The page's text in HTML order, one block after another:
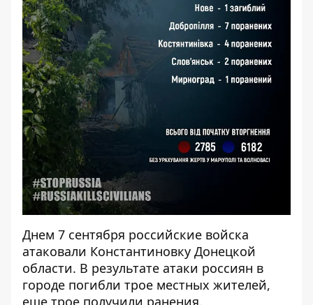
Днем 7 сентября российские войска
атаковали Константиновку Донецкой
области. В результате атаки россиян в
городе погибли трое местных жителей,
еще трое получили ранения.